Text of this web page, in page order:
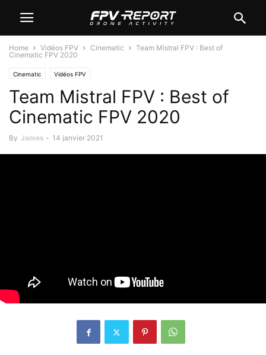
Home Vidéos FPV Cinematic
Team Mistral FPV : Best of
Cinematic FPV 2020
Cinematic Vidéos FPV
Team Mistral FPV : Best of
Cinematic FPV 2020
By James - 14 janvier 2021